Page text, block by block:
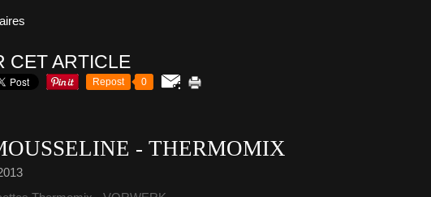
CET ARTICLE
Repost 0
- THERMOMIX